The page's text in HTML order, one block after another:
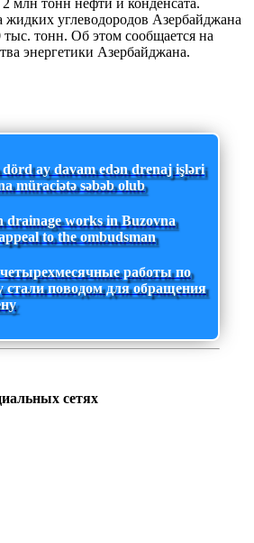
млн тонн нефти и конденсата.
углеводородов Азербайджана
тыс. тонн. Об этом сообщается на
энергетики Азербайджана.
ay davam edən drenaj işləri
müraciətə səbəb olub
drainage works in Buzovna
to the ombudsman
работы по
стали поводом для обращения
сетях